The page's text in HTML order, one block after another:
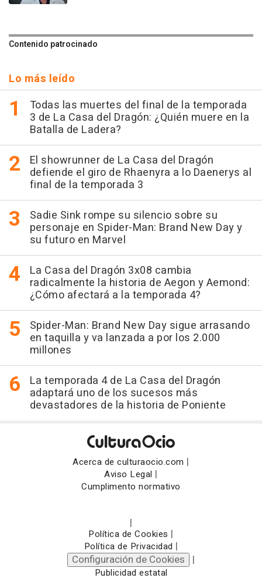
Contenido patrocinado
Lo más leído
Todas las muertes del final de la temporada
3 de La Casa del Dragón: ¿Quién muere en la
Batalla de Ladera?
El showrunner de La Casa del Dragón
defiende el giro de Rhaenyra a lo Daenerys al
final de la temporada 3
Sadie Sink rompe su silencio sobre su
personaje en Spider-Man: Brand New Day y
su futuro en Marvel
La Casa del Dragón 3x08 cambia
radicalmente la historia de Aegon y Aemond:
¿Cómo afectará a la temporada 4?
Spider-Man: Brand New Day sigue arrasando
en taquilla y va lanzada a por los 2.000
millones
La temporada 4 de La Casa del Dragón
adaptará uno de los sucesos más
devastadores de la historia de Poniente
Acerca de culturaocio.com |
Aviso Legal |
Cumplimento normativo
|
Política de Cookies |
Política de Privacidad |
Configuración de Cookies |
Publicidad estatal